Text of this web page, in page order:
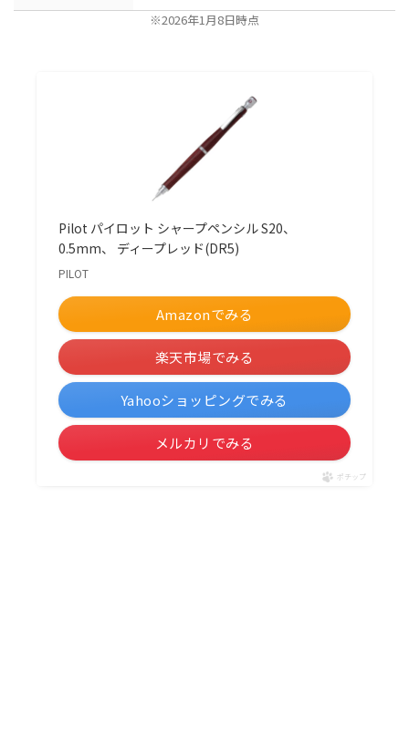
※2026年1月8日時点
Pilot パイロット シャープペンシル S20、
0.5mm、 ディープレッド(DR5)
PILOT
Amazonでみる
楽天市場でみる
Yahooショッピングでみる
メルカリでみる
ポチップ